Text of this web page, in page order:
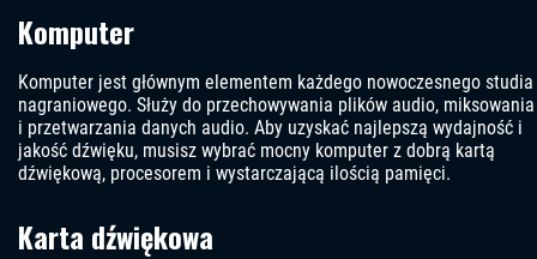
Komputer
Komputer jest głównym elementem każdego nowoczesnego studia
nagraniowego. Służy do przechowywania plików audio, miksowania
i przetwarzania danych audio. Aby uzyskać najlepszą wydajność i
jakość dźwięku, musisz wybrać mocny komputer z dobrą kartą
dźwiękową, procesorem i wystarczającą ilością pamięci.
Karta dźwiękowa